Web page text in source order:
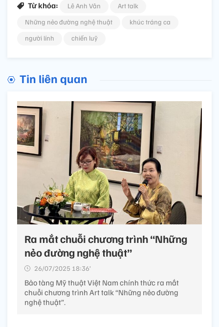
Từ khóa: Lê Anh Vân
Art talk
Những nẻo đường nghệ thuật
khúc tráng ca
người lính
chiến luỹ
Tin liên quan
Ra mắt chuỗi chương trình “Những
nẻo đường nghệ thuật”
26/07/2025 18:36’
Bảo tàng Mỹ thuật Việt Nam chính thức ra mắt
chuỗi chương trình Art talk “Những nẻo đường
nghệ thuật”.